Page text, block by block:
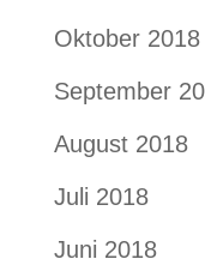
Oktober 2018
September
August 2018
Juli 2018
Juni 2018